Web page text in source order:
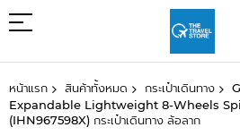
ไป
หน้าแรก สินค้าทั้งหมด กระเป๋าเดินทาง
Expandable Lightweight 8-Wheels
(IHN967598X) กระเป๋าเดินทาง ล้อลาก